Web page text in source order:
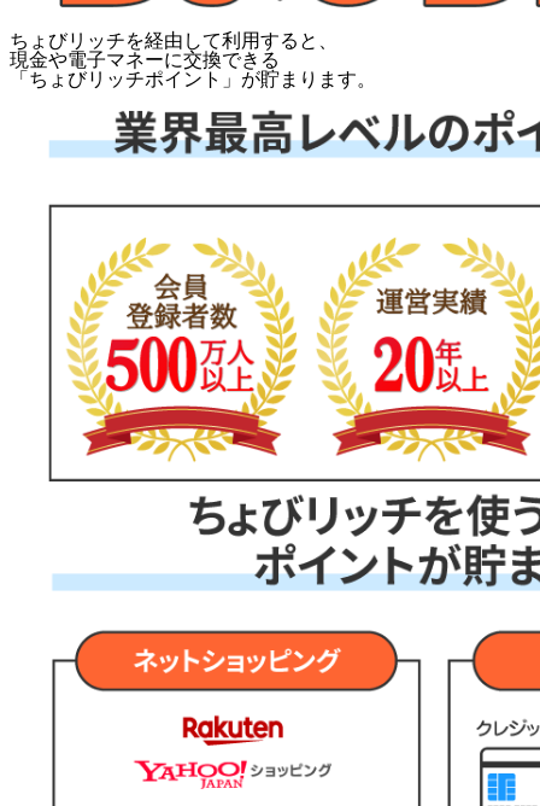
ちょびリッチを経由して利用すると、
現金や電子マネーに交換できる
「 ちょびリッチポイント 」が貯まります。